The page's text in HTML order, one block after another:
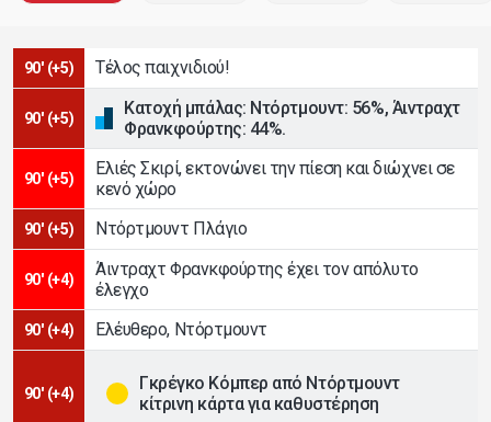
90' (+5) Τέλος παιχνιδιού!
90' (+5)
Κατοχή μπάλας: Ντόρτμουντ: 56%, Άιντραχτ
Φρανκφούρτης: 44%.
90' (+5)
Ελιές Σκιρί, εκτονώνει την πίεση και διώχνει σε
κενό χώρο
90' (+5) Ντόρτμουντ Πλάγιο
90' (+4)
Άιντραχτ Φρανκφούρτης έχει τον απόλυτο
έλεγχο
90' (+4) Ελέυθερο, Ντόρτμουντ
90' (+4)
Γκρέγκο Κόμπερ από Ντόρτμουντ
κίτρινη κάρτα για καθυστέρηση